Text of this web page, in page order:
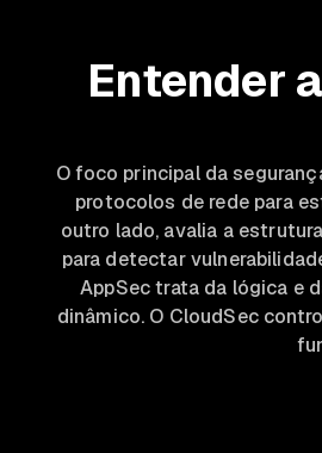
Entender
O foco principal da
protocolos de rede para
outro lado, avalia a
para detectar
AppSec trata da lógica e
dinâmico. O CloudSec